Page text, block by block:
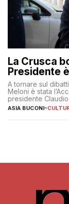
La Crusca
Presidente
A tornare sul
Meloni è stata
presidente
ASIA BUCONI-